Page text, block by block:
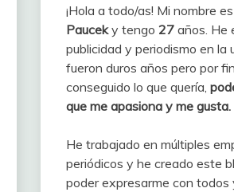
¡Hola a todo/as! Mi nombre es
Pauceky tengo 27años. He
publicidad y periodismo en la
fueron duros años pero por
conseguido lo que quería,
que me apasiona y me gusta.
He trabajado en múltiples
periódicos y he creado este
poder expresarme con todos